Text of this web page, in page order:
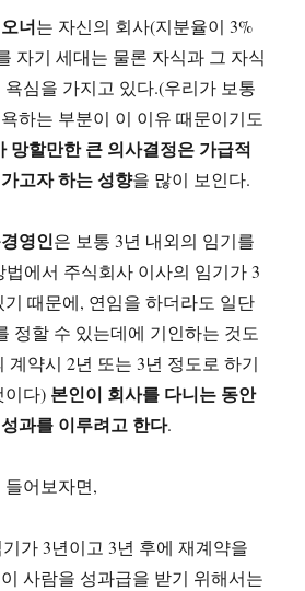
오너는 자신의 회사(지분율이 3%
자기 세대는 물론 자식과 그 자식
심을 가지고 있다.(우리가 보통
하는 부분이 이 이유 때문이기도
망할만한 큰 의사결정은 가급적
고자 하는 성향을 많이 보인다.
영인은 보통 3년 내외의 임기를
에서 주식회사 이사의 임기가 3
때문에, 연임을 하더라도 일단
정할 수 있는데에 기인하는 것도
계약시 2년 또는 3년 정도로 하기
이다) 본인이 회사를 다니는 동안
과를 이루려고 한다.
들어보자면,
기가 3년이고 3년 후에 재계약을
사람을 성과급을 받기 위해서는